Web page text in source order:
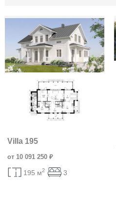
Villa 195
от 10 091 250 ₽
195 м2 3